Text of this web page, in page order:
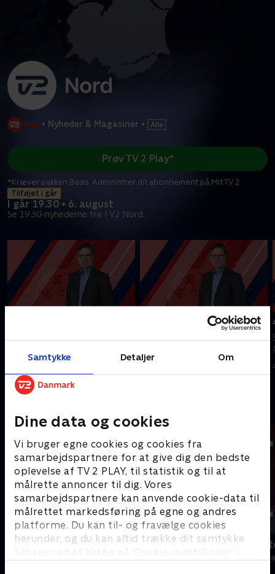
Samtykke Detaljer Om
Dine data og cookies
Vi bruger egne cookies og cookies fra
samarbejdspartnere for at give dig den bedste
oplevelse af TV 2 PLAY, til statistik og til at
målrette annoncer til dig. Vores
samarbejdspartnere kan anvende cookie-data til
målrettet markedsføring på egne og andres
platforme. Du kan til- og fravælge cookies
herunder, og du kan altid trække dit samtykke
tilbage ved at klikke på ’Cookie-indstillinger’ i
• Nyheder & Magasiner •
Tilføjet i går
I går 19.30 • 6. august
Se 19.30-nyhederne fra TV2 Nord.
Prøv TV 2 Play*
*Kræver pakken Basis. Administrer dit abonnement på Mit TV 2.
Nord.
I går • 17 min
19 News
Nyheder Nyheder &